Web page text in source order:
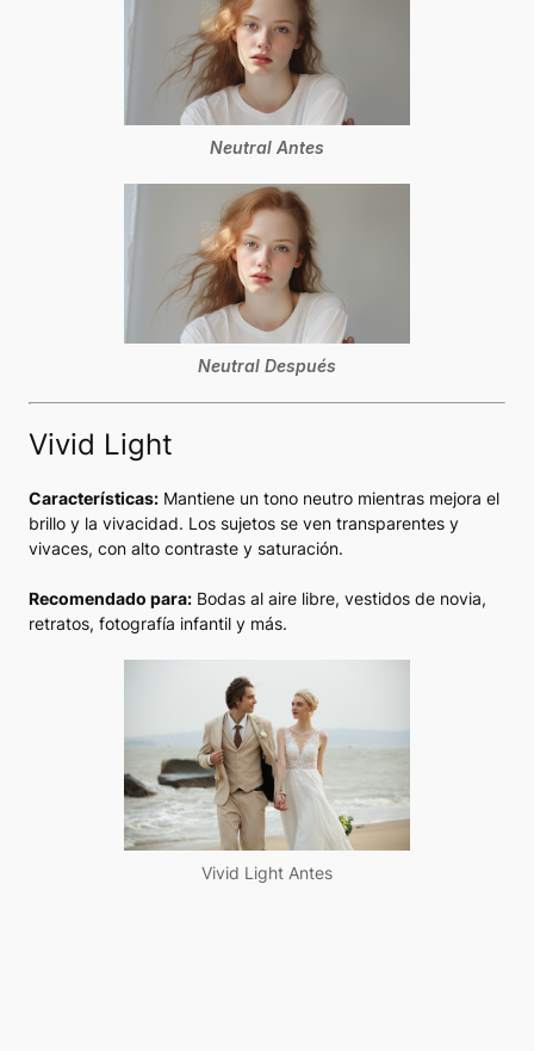
Neutral Antes
Neutral Después
Vivid Light
Características: Mantiene un tono neutro mientras mejora el
brillo y la vivacidad. Los sujetos se ven transparentes y
vivaces, con alto contraste y saturación.
Recomendado para: Bodas al aire libre, vestidos de novia,
retratos, fotografía infantil y más.
Vivid Light Antes